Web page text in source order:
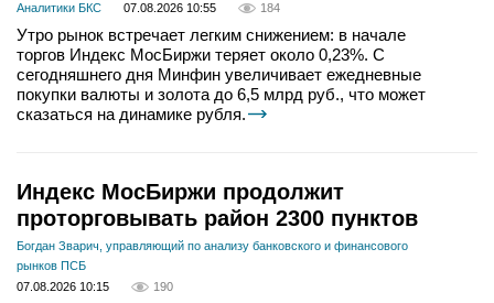
Аналитики БКС 07.08.2026 10:55 184
Утро рынок встречает легким снижением: в начале
торгов Индекс МосБиржи теряет около 0,23%. С
сегодняшнего дня Минфин увеличивает ежедневные
покупки валюты и золота до 6,5 млрд руб., что может
сказаться на динамике рубля.
Индекс МосБиржи продолжит
проторговывать район 2300 пунктов
Богдан Зварич, управляющий по анализу банковского и финансового
рынков ПСБ
07.08.2026 10:15
190